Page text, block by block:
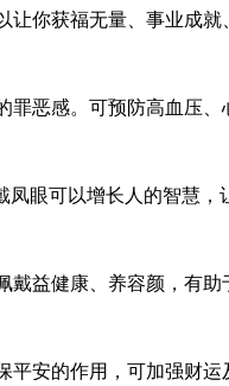
你获福无量、事业成就
恶感。可预防高血压、
眼可以增长人的智慧
益健康、养容颜，有助
安的作用，可加强财